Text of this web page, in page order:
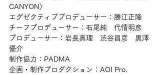
CANYON）
エグゼクティブプロデューサー：勝江正隆
チーフプロデューサー：石尾純　代情明彦
プロデューサー：岩長真理　渋谷昌彦　黒澤
優介
制作協力：PADMA
企画・制作プロダクション：AOI Pro.